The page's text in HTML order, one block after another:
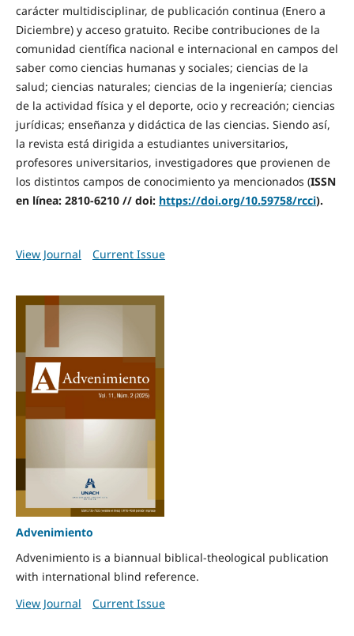
carácter multidisciplinar, de publicación continua (Enero a
Diciembre) y acceso gratuito. Recibe contribuciones de la
comunidad científica nacional e internacional en campos del
saber como ciencias humanas y sociales; ciencias de la
salud; ciencias naturales; ciencias de la ingeniería; ciencias
de la actividad física y el deporte, ocio y recreación; ciencias
jurídicas; enseñanza y didáctica de las ciencias. Siendo así,
la revista está dirigida a estudiantes universitarios,
profesores universitarios, investigadores que provienen de
los distintos campos de conocimiento ya mencionados (ISSN
en línea: 2810-6210 // doi: https://doi.org/10.59758/rcci).
View Journal Current Issue
Advenimiento
Advenimiento is a biannual biblical-theological publication
with international blind reference.
View Journal
Current Issue